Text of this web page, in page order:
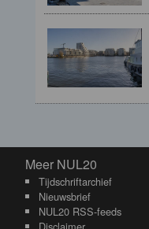
Meer NUL20
Meer NUL20
Tijdschriftarchief
Nieuwsbrief
NUL20 RSS-feeds